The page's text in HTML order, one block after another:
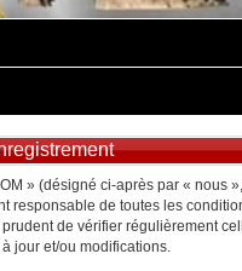
» (désigné ci-après par « nous
responsable de toutes les
de vérifier régulièrement
jour et/ou modifications.